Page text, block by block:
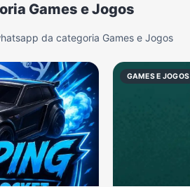
Games e Jogos
da categoria Games e Jogos
GAMES E JOGOS